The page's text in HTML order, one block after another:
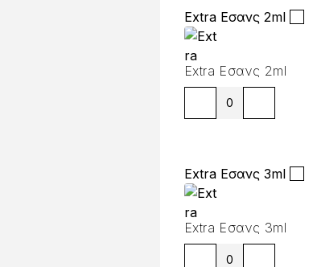
Extra Εσανς 2ml
Extra Εσανς 2ml
Extra Εσανς 3ml
Extra Εσανς 3ml